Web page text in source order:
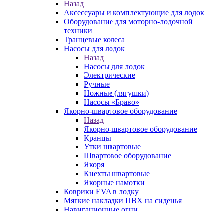
Назад
Аксессуары и комплектующие для лодок
Оборудование для моторно-лодочной
техники
Транцевые колеса
Насосы для лодок
Назад
Насосы для лодок
Электрические
Ручные
Ножные (лягушки)
Насосы «Браво»
Якорно-швартовое оборудование
Назад
Якорно-швартовое оборудование
Кранцы
Утки швартовые
Швартовое оборудование
Якоря
Кнехты швартовые
Якорные намотки
Коврики EVA в лодку
Мягкие накладки ПВХ на сиденья
Навигационные огни